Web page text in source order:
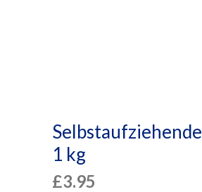
1 kg
£3.95